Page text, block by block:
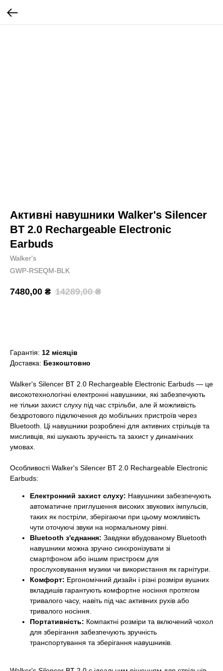
Активні навушники Walker's Silencer
BT 2.0 Rechargeable Electronic
Earbuds
Walker's
GWP-RSEQM-BLK
7480,00 ₴ 14289,00 ₴
Гарантія: 12 місяців
Доставка: Безкоштовно
Walker's Silencer BT 2.0 Rechargeable Electronic Earbuds — це
високотехнологічні електронні навушники, які забезпечують
не тільки захист слуху під час стрільби, але й можливість
бездротового підключення до мобільних пристроїв через
Bluetooth. Ці навушники розроблені для активних стрільців та
мисливців, які шукають зручність та захист у динамічних
умовах.
Особливості Walker's Silencer BT 2.0 Rechargeable Electronic
Earbuds:
Електронний захист слуху: Навушники забезпечують
автоматичне приглушення високих звукових імпульсів,
таких як постріли, зберігаючи при цьому можливість
чути оточуючі звуки на нормальному рівні.
Bluetooth з'єднання: Завдяки вбудованому Bluetooth
навушники можна зручно синхронізувати зі
смартфоном або іншим пристроєм для
прослуховування музики чи використання як гарнітури.
Комфорт: Ергономічний дизайн і різні розміри вушних
вкладишів гарантують комфортне носіння протягом
тривалого часу, навіть під час активних рухів або
тривалого носіння.
Портативність: Компактні розміри та включений чохол
для зберігання забезпечують зручність
транспортування та зберігання навушників.